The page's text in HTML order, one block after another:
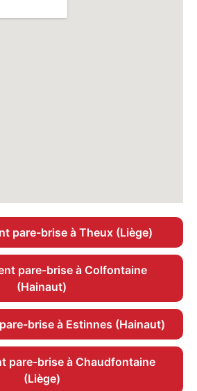
pare-brise à Theux (Liège)
pare-brise à Colfontaine
(Hainaut)
brise à Estinnes (Hainaut)
pare-brise à Chaudfontaine
(Liège)